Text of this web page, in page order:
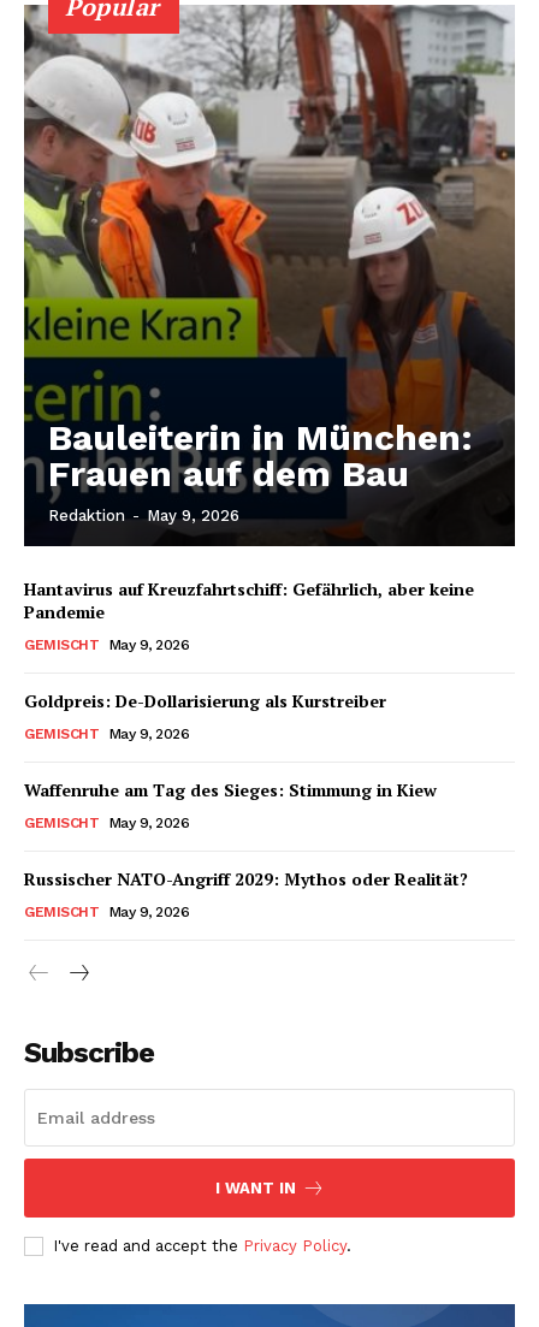
Popular
Bauleiterin in München:
Frauen auf dem Bau
Redaktion - May 9, 2026
Hantavirus auf Kreuzfahrtschiff: Gefährlich, aber keine
Pandemie
GEMISCHT May 9, 2026
Goldpreis: De-Dollarisierung als Kurstreiber
GEMISCHT May 9, 2026
Waffenruhe am Tag des Sieges: Stimmung in Kiew
GEMISCHT May 9, 2026
Russischer NATO-Angriff 2029: Mythos oder Realität?
GEMISCHT May 9, 2026
Subscribe
I WANT IN
I've read and accept the Privacy Policy.